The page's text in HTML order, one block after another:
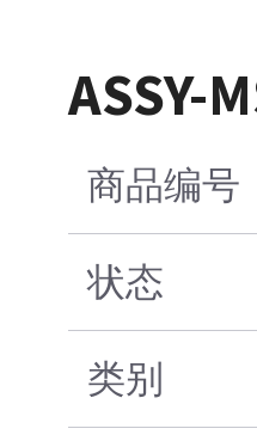
ASSY-
商品编号
状态
类别